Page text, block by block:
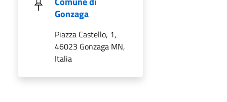
Gonzaga
Piazza Castello, 1,
46023 Gonzaga MN,
Italia